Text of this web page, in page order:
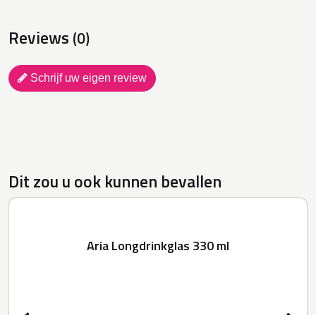
Reviews (0)
Schrijf uw eigen review
Dit zou u ook kunnen bevallen
Aria Longdrinkglas 330 ml